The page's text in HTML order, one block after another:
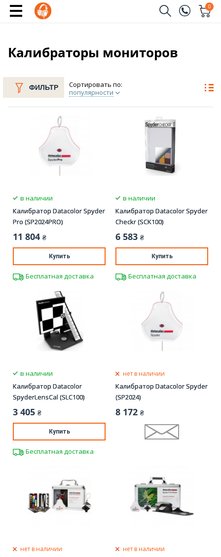
0
Телефон
Калибраторы мониторов
ФИЛЬТР
Сортировать по:
популярности
в наличии
Калибратор Datacolor Spyder
Pro (SP2024PRO)
11 804 ₴
Купить
Бесплатная доставка
в наличии
Калибратор Datacolor Spyder
Checkr (SCK100)
6 583 ₴
Купить
Бесплатная доставка
в наличии
Калибратор Datacolor
SpyderLensCal (SLC100)
3 405 ₴
Купить
Бесплатная доставка
нет в наличии
Калибратор Datacolor Spyder
(SP2024)
8 172 ₴
нет в наличии нет в наличии